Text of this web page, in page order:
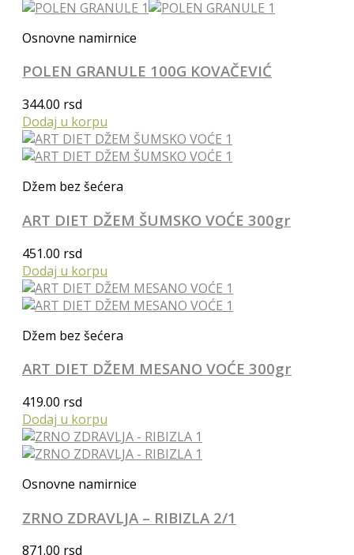
Osnovne namirnice
POLEN GRANULE 100G KOVAČEVIĆ
344.00 rsd
Dodaj u korpu
Džem bez šećera
ART DIET DŽEM ŠUMSKO VOĆE 300gr
451.00 rsd
Dodaj u korpu
Džem bez šećera
ART DIET DŽEM MESANO VOĆE 300gr
419.00 rsd
Dodaj u korpu
Osnovne namirnice
ZRNO ZDRAVLJA – RIBIZLA 2/1
871.00 rsd